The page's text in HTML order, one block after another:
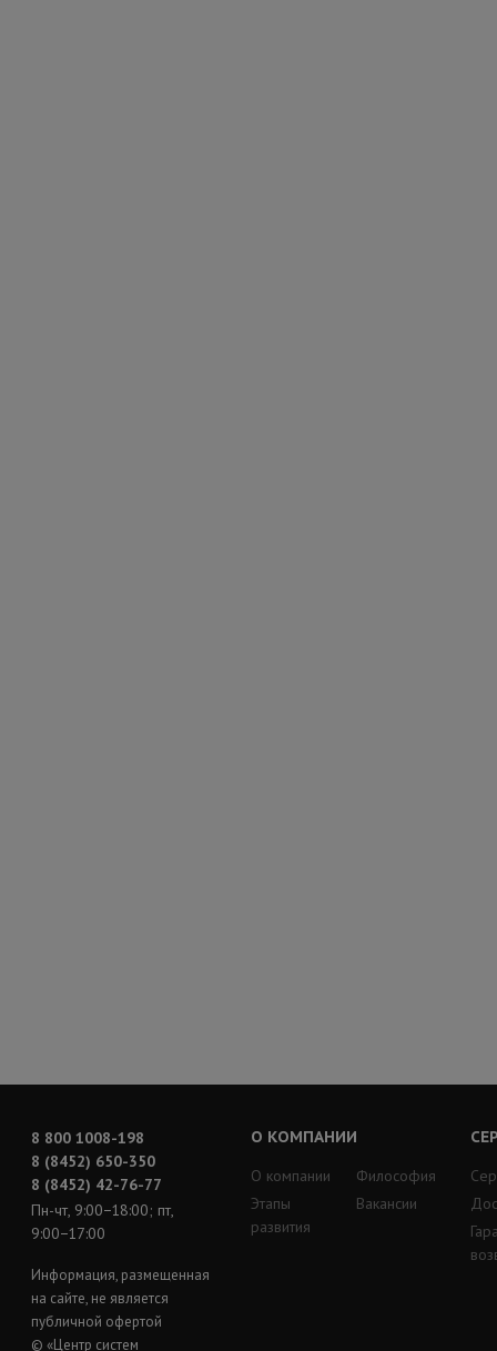
8 800 1008-198
8 (8452) 650-350
8 (8452) 42-76-77
Пн-чт, 9:00−18:00; пт,
9:00−17:00
Информация, размещенная
на сайте, не является
публичной офертой
© «Центр систем
О КОМПАНИИ
О компании
Этапы
развития
Философия
Вакансии